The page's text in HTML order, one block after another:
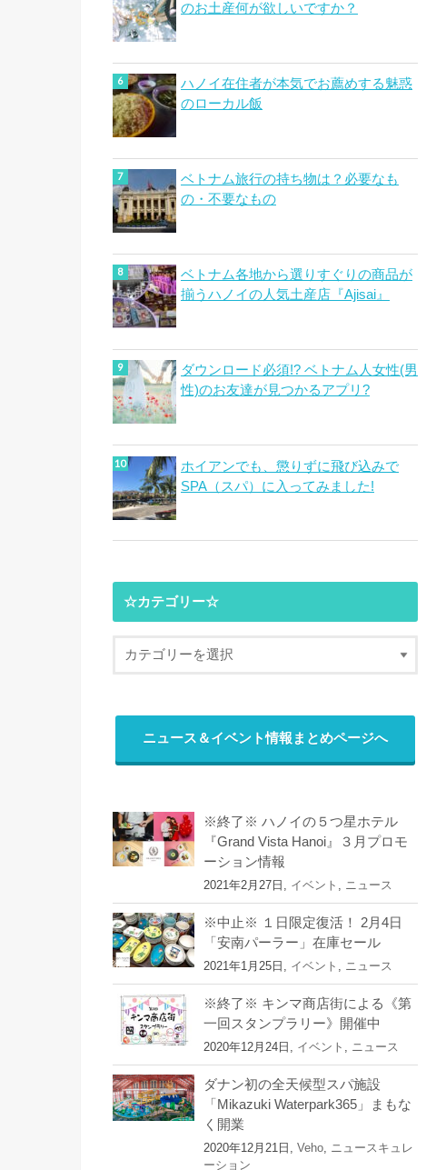
のお土産何が欲しいですか？
ハノイ在住者が本気でお薦めする魅惑
のローカル飯
ベトナム旅行の持ち物は？必要なも
の・不要なもの
ベトナム各地から選りすぐりの商品が
揃うハノイの人気土産店『Ajisai』
ダウンロード必須!? ベトナム人女性(男
性)のお友達が見つかるアプリ?
ホイアンでも、懲りずに飛び込みで
SPA（スパ）に入ってみました!
☆カテゴリー☆
ニュース＆イベント情報まとめページへ
※終了※ ハノイの５つ星ホテル
『Grand Vista Hanoi』３月プロモ
ーション情報
2021年2月27日, イベント ニュース
※中止※ １日限定復活！ 2月4日
「安南パーラー」在庫セール
2021年1月25日, イベント ニュース
※終了※ キンマ商店街による《第
一回スタンプラリー》開催中
2020年12月24日, イベント ニュース
ダナン初の全天候型スパ施設
「Mikazuki Waterpark365」まもな
く開業
2020年12月21日, Veho
ニュースキュレ
ーション